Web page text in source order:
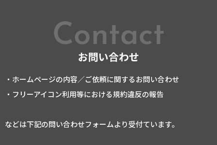
Contact
お問い合わせ
・ホームページの内容／ご依頼に関するお問い合わせ
・フリーアイコン利用等における規約違反の報告
などは下記の問い合わせフォームより受付ています。